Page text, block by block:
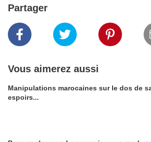
Partager
Vous aimerez aussi
Manipulations marocaines sur le dos de
espoirs...